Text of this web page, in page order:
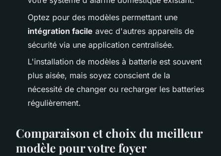
Optez pour des modèles permettant une
intégration facile avec d'autres appareils de
sécurité via une application centralisée.
L'installation de modèles à batterie est souvent
plus aisée, mais soyez conscient de la
nécessité de changer ou recharger les batteries
régulièrement.
Comparaison et choix du meilleur
modèle pour votre foyer